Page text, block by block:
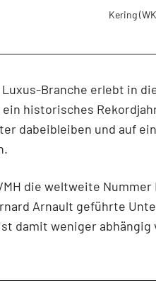
Kering
Branche erlebt in
historisches
dabeibleiben und auf
die weltweite
Arnault geführte
damit weniger abhängig